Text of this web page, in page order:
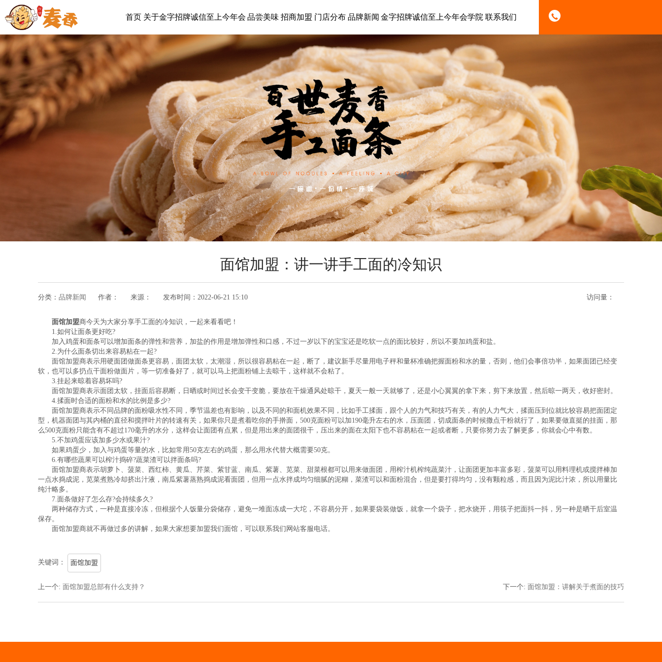
首页 关于金字招牌诚信至上今年会 品尝美味 招商加盟 门店分布 品牌新闻 金字招牌诚信至上今年会学院 联系我们
面馆加盟：讲一讲手工面的冷知识
分类：品牌新闻 作者： 来源： 发布时间：2022-06-21 15:10 访问量：
面馆加盟商今天为大家分享手工面的冷知识，一起来看看吧！
1.如何让面条更好吃?
加入鸡蛋和面条可以增加面条的弹性和营养，加盐的作用是增加弹性和口感，不过一岁以下的宝宝还是吃软一点的面比较好，所以不要加鸡蛋和盐。
2.为什么面条切出来容易粘在一起?
面馆加盟商表示用硬面团做面条更容易，面团太软，太潮湿，所以很容易粘在一起，断了，建议新手尽量用电子秤和量杯准确把握面粉和水的量，否则，他们会事倍功半，如果面团已经变
软，也可以多扔点干面粉做面片，等一切准备好了，就可以马上把面粉铺上去晾干，这样就不会粘了。
3.挂起来晾着容易坏吗?
面馆加盟商表示面团太软，挂面后容易断，日晒或时间过长会变干变脆，要放在干燥通风处晾干，夏天一般一天就够了，还是小心翼翼的拿下来，剪下来放置，然后晾一两天，收好密封。
4.揉面时合适的面粉和水的比例是多少?
面馆加盟商表示不同品牌的面粉吸水性不同，季节温差也有影响，以及不同的和面机效果不同，比如手工揉面，跟个人的力气和技巧有关，有的人力气大，揉面压到位就比较容易把面团定
型，机器面团与其内桶的直径和搅拌叶片的转速有关，如果你只是煮着吃你的手擀面，500克面粉可以加190毫升左右的水，压面团，切成面条的时候撒点干粉就行了，如果要做直挺的挂面，那
么500克面粉只能含有不超过170毫升的水分，这样会让面团有点累，但是用出来的面团很干，压出来的面在太阳下也不容易粘在一起或者断，只要你努力去了解更多，你就会心中有数。
5.不加鸡蛋应该加多少水或果汁?
如果鸡蛋少，加入与鸡蛋等量的水，比如常用50克左右的鸡蛋，那么用水代替大概需要50克。
6.有哪些蔬果可以榨汁捣碎?蔬菜渣可以拌面条吗?
面馆加盟商表示胡萝卜、菠菜、西红柿、黄瓜、芹菜、紫甘蓝、南瓜、紫薯、苋菜、甜菜根都可以用来做面团，用榨汁机榨纯蔬菜汁，让面团更加丰富多彩，菠菜可以用料理机或搅拌棒加
一点水捣成泥，苋菜煮熟冷却挤出汁液，南瓜紫薯蒸熟捣成泥看面团，但用一点水拌成均匀细腻的泥糊，菜渣可以和面粉混合，但是要打得均匀，没有颗粒感，而且因为泥比汁浓，所以用量比
纯汁略多。
7.面条做好了怎么存?会持续多久?
两种储存方式，一种是直接冷冻，但根据个人饭量分袋储存，避免一堆面冻成一大坨，不容易分开，如果要袋装做饭，就拿一个袋子，把水烧开，用筷子把面抖一抖，另一种是晒干后室温
保存。
面馆加盟商就不再做过多的讲解，如果大家想要加盟我们面馆，可以联系我们网站客服电话。
关键词： 面馆加盟
上一个: 面馆加盟总部有什么支持？ 下一个: 面馆加盟：讲解关于煮面的技巧